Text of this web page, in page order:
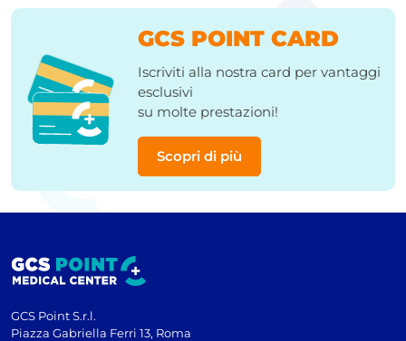
GCS POINT CARD
Iscriviti alla nostra card per vantaggi
esclusivi
su molte prestazioni!
Scopri di più
GCS Point S.r.l.
Piazza Gabriella Ferri 13, Roma